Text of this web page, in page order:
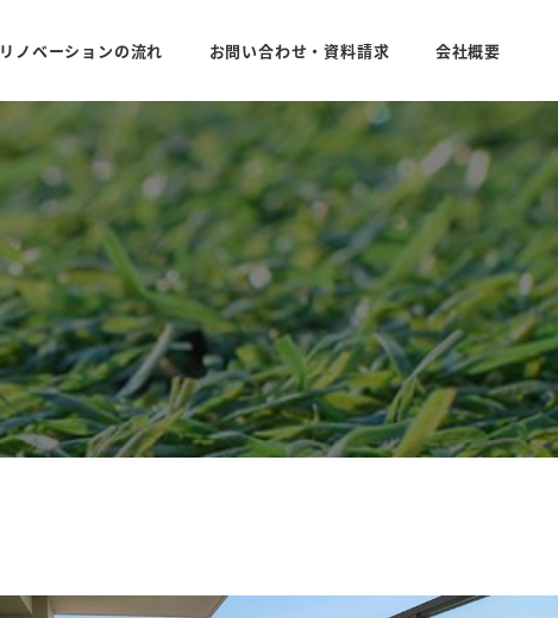
リノベーションの流れ お問い合わせ・資料請求 会社概要